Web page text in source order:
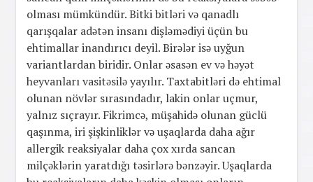
olması mümkündür. Bitki bitləri və qanadlı
qarışqalar adətən insanı dişləmədiyi üçün bu
ehtimallar inandırıcı deyil. Birələr isə uyğun
variantlardan biridir. Onlar əsasən ev və həyət
heyvanları vasitəsilə yayılır. Taxtabitləri də ehtimal
olunan növlər sırasındadır, lakin onlar uçmur,
yalnız sıçrayır. Fikrimcə, müşahidə olunan güclü
qaşınma, iri şişkinliklər və uşaqlarda daha ağır
allergik reaksiyalar daha çox xırda sancan
milçəklərin yaratdığı təsirlərə bənzəyir. Uşaqlarda